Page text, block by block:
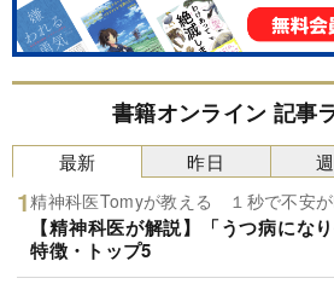
書籍オンライン 記事
最新
精神科医Tomyが教える １秒で不安
【精神科医が解説】「うつ病にな
特徴・トップ5
昨日